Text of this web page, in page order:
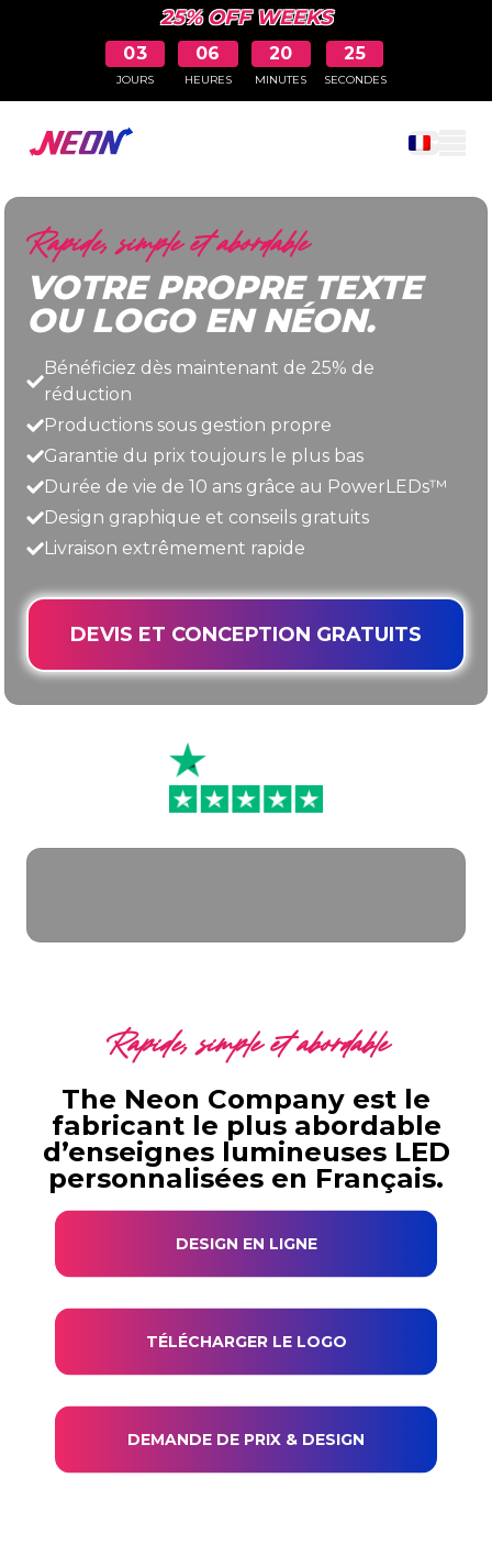
25% OFF WEEKS
03
JOURS
06
HEURES
20
MINUTES
24
SECONDES
Ouvrir le
Rapide, simple et abordable
VOTRE PROPRE TEXTE
OU LOGO EN NÉON.
Bénéficiez dès maintenant de 25% de
réduction
Productions sous gestion propre
Garantie du prix toujours le plus bas
Durée de vie de 10 ans grâce au PowerLEDs™
Design graphique et conseils gratuits
Livraison extrêmement rapide
DEVIS ET CONCEPTION GRATUITS
Rapide, simple et abordable
The Neon Company est le
fabricant le plus abordable
d’enseignes lumineuses LED
personnalisées en Français.
DESIGN EN LIGNE
TÉLÉCHARGER LE LOGO
DEMANDE DE PRIX & DESIGN